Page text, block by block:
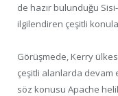
de hazır bulunduğu
ilgilendiren çeşitli
Görüşmede, Kerry
çeşitli alanlarda devam
söz konusu Apache